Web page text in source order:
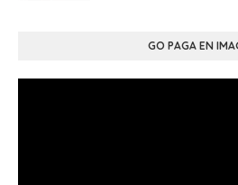
GO PAGA EN